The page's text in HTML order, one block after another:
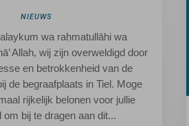
NIEUWS
wa raḥmatullāhi wa
Allah, wij zijn overweldigd door
en betrokkenheid van de
de begraafplaats in Tiel. Moge
rijkelijk belonen voor jullie
om bij te dragen aan dit...